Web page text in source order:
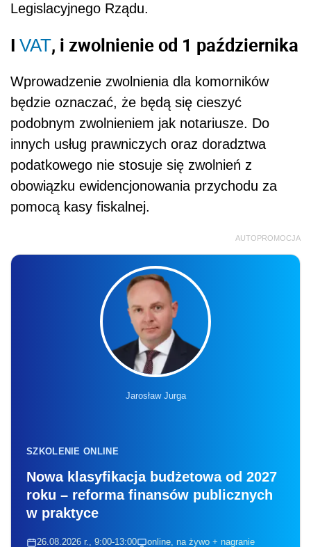
Legislacyjnego Rządu.
I VAT, i zwolnienie od 1 października
Wprowadzenie zwolnienia dla komorników
będzie oznaczać, że będą się cieszyć
podobnym zwolnieniem jak notariusze. Do
innych usług prawniczych oraz doradztwa
podatkowego nie stosuje się zwolnień z
obowiązku ewidencjonowania przychodu za
pomocą kasy fiskalnej.
AUTOPROMOCJA
Jarosław Jurga
SZKOLENIE ONLINE
Nowa klasyfikacja budżetowa od 2027
roku – reforma finansów publicznych
w praktyce
26.08.2026 r., 9:00-13:00 online, na żywo + nagranie